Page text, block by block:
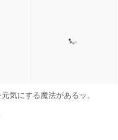
気にする魔法があるッ。